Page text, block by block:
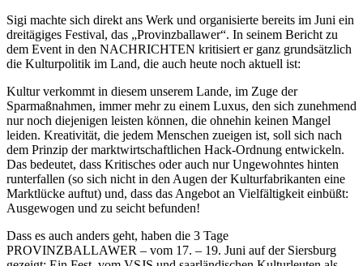
Sigi machte sich direkt ans Werk und organisierte bereits im Juni ein
dreitägiges Festival, das „Provinzballawer“. In seinem Bericht zu
dem Event in den NACHRICHTEN kritisiert er ganz grundsätzlich
die Kulturpolitik im Land, die auch heute noch aktuell ist:
Kultur verkommt in diesem unserem Lande, im Zuge der
Sparmaßnahmen, immer mehr zu einem Luxus, den sich zunehmend
nur noch diejenigen leisten können, die ohnehin keinen Mangel
leiden. Kreativität, die jedem Menschen zueigen ist, soll sich nach
dem Prinzip der marktwirtschaftlichen Hack-Ordnung entwickeln.
Das bedeutet, dass Kritisches oder auch nur Ungewohntes hinten
runterfallen (so sich nicht in den Augen der Kulturfabrikanten eine
Marktlücke auftut) und, dass das Angebot an Vielfältigkeit einbüßt:
Ausgewogen und zu seicht befunden!
Dass es auch anders geht, haben die 3 Tage
PROVINZBALLAWER – vom 17. – 19. Juni auf der Siersburg